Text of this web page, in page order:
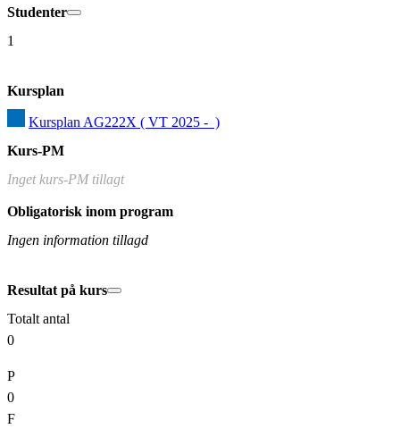
Studenter
1
Kursplan
Kursplan AG222X ( VT 2025 -  )
Kurs-PM
Inget kurs-PM tillagt
Obligatorisk inom program
Ingen information tillagd
Resultat på kurs
Totalt antal
0
P
0
F